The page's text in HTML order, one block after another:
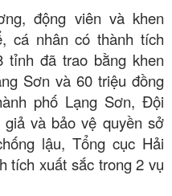
động viên và khen
cá nhân có thành tích
tỉnh đã trao bằng khen
Sơn và 60 triệu đồng
phố Lạng Sơn, Đội
và bảo vệ quyền sở
lậu, Tổng cục Hải
tích xuất sắc trong 2 vụ